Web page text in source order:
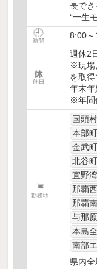
長でき
“一生
8:00～
週休2
※現場
を取得
年末
※年間
国頭村
本部町
金武町
北谷町
宜野
那覇
那覇
与那
本島
南部
県内